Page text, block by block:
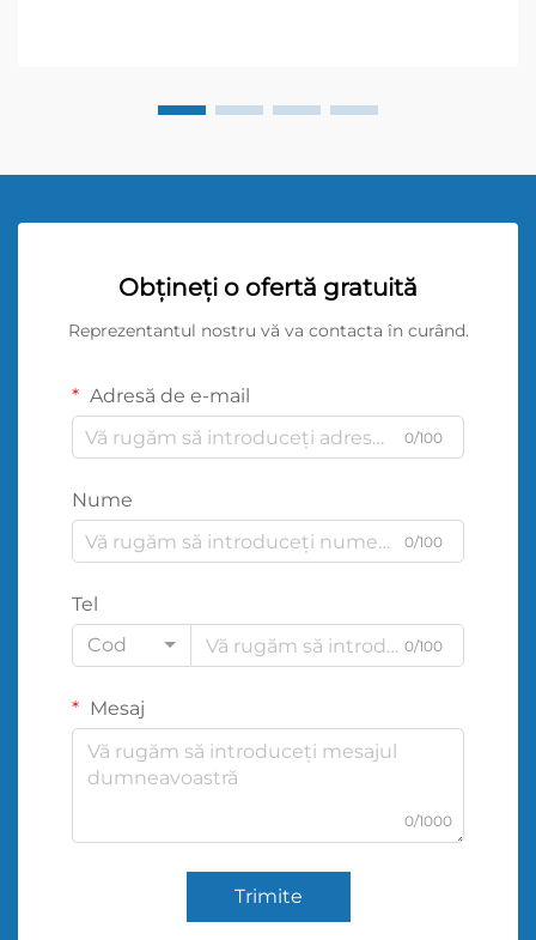
Obțineți o ofertă gratuită
Reprezentantul nostru vă va contacta în curând.
Adresă de e-mail
0/100
Nume
0/100
Tel
Cod
0/100
Mesaj
0/1000
Trimite